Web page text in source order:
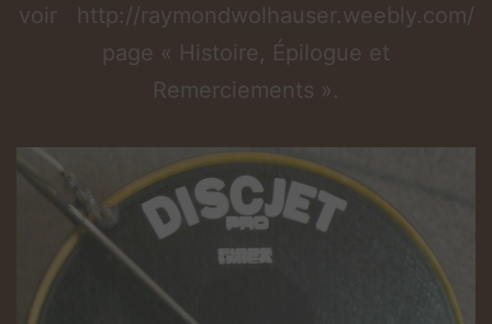
voir http://raymondwolhauser.weebly.com/
page « Histoire, Épilogue et
Remerciements ».